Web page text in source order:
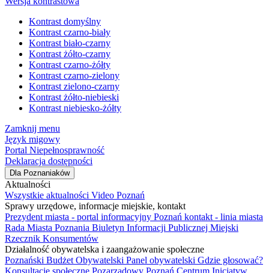
Kontrast domyślny
Kontrast czarno-biały
Kontrast biało-czarny
Kontrast żółto-czarny
Kontrast czarno-żółty
Kontrast czarno-zielony
Kontrast zielono-czarny
Kontrast żółto-niebieski
Kontrast niebiesko-żółty
Zamknij menu
Język migowy
Portal Niepełnosprawność
Deklaracja dostępności
Dla Poznaniaków
Aktualności
Wszystkie aktualności Video Poznań
Sprawy urzędowe, informacje miejskie, kontakt
Prezydent miasta - portal informacyjny Poznań kontakt - linia miasta
Rada Miasta Poznania Biuletyn Informacji Publicznej Miejski
Rzecznik Konsumentów
Działalność obywatelska i zaangażowanie społeczne
Poznański Budżet Obywatelski Panel obywatelski Gdzie głosować?
Konsultacje społeczne Pozarządowy Poznań Centrum Inicjatyw